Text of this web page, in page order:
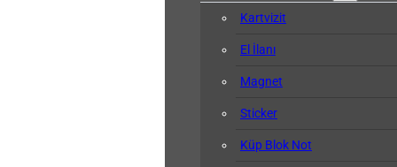
Kartvizit
El İlanı
Magnet
Sticker
Küp Blok Not